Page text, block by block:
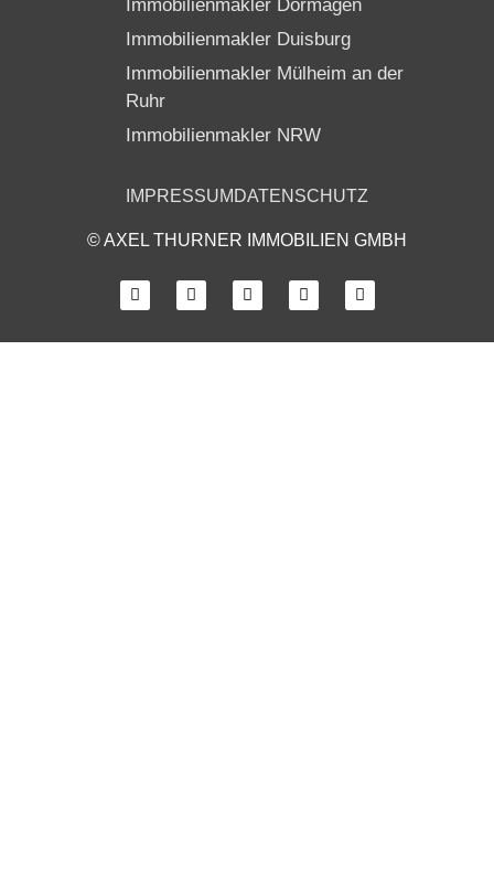
Immobilienmakler Dormagen
Immobilienmakler Duisburg
Immobilienmakler Mülheim an der
Ruhr
Immobilienmakler NRW
IMPRESSUM DATENSCHUTZ
© AXEL THURNER IMMOBILIEN GMBH